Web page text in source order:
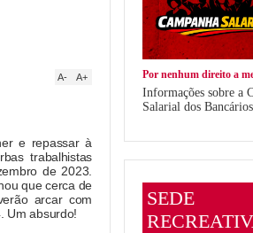
A+
A-
e repassar à
trabalhistas
de 2023.
que cerca de
arcar com
Um absurdo!
Por nenhum direito a
Informações sobre a
Salarial dos
SEDE